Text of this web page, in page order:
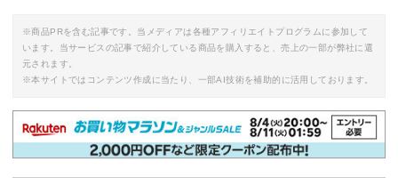
※商品PRを含む記事です。当メディアは各種アフィリエイトプログラムに参加して
います。当サービスの記事で紹介している商品を購入すると、売上の一部が弊社に還
元されます。
※本サイトではコンテンツ作成に当たり、一部AI技術を補助的に活用しております。